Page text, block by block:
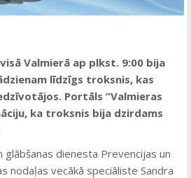
Valmierā ap plkst. 9:00 bija
līdzīgs troksnis, kas
Portāls “Valmieras
ka troksnis bija dzirdams
glābšanas dienesta Prevencijas un
nodaļas vecākā speciāliste Sandra